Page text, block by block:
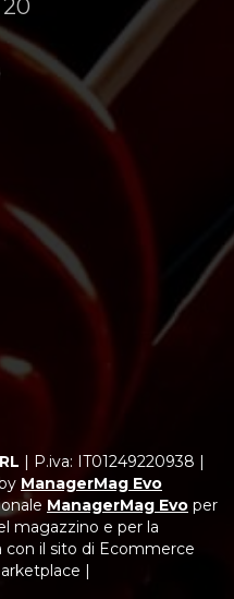
| P.iva: IT01249220938 |
ManagerMag Evo
ManagerMag Evo per
magazzino e per la
il sito di Ecommerce
|